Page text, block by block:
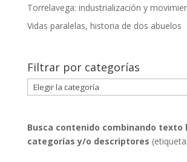
Torrelavega: industrialización y
Vidas paralelas, historia de dos abuelos
Filtrar por categorías
Filtrar
por
Busca contenido combinando texto
categorías y/o descriptores